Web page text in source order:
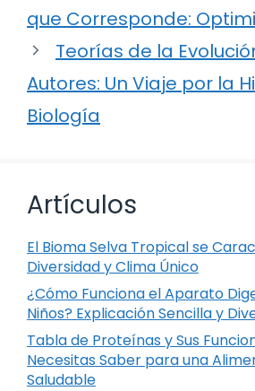
que Corresponde:
Teorías de la
Autores: Un Viaje por la
Biología
Artículos
El Bioma Selva Tropical se
Diversidad y Clima Único
¿Cómo Funciona el Aparato
Niños? Explicación Sencilla y
Tabla de Proteínas y Sus
Necesitas Saber para una
Saludable